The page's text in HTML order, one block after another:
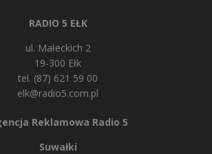
RADIO 5 EŁK
ul. Małeckich 2
19-300 Ełk
tel. (87) 621 59 00
elk@radio5.com.pl
Reklamowa Radio 5
Suwałki